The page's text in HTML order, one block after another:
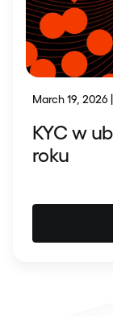
March 19, 2026
KYC w
roku